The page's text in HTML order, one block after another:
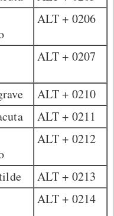
ALT + 0206
ALT + 0207
ALT + 0210
ALT + 0211
ALT + 0212
ALT + 0213
ALT + 0214